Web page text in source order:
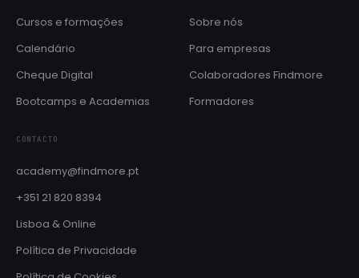
Aulas de línguas
Inglês e Francês reservados ao ecossistema Findmore
BOOTCAMPS E ACADEMIAS
Brain QA Academy
Cursos e formações
Calendário
Cheque Digital
Bootcamps e Academias
Sobre nós
Para empresas
Colaboradores Findmore
Formadores
CONTACTO
academy@findmore.pt
+351 21 820 8394
Lisboa & Online
Política de Privacidade